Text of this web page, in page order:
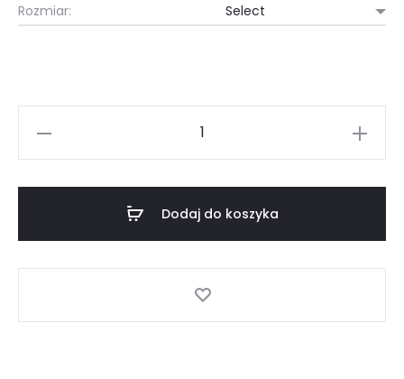
Rozmiar:
Dodaj do koszyka